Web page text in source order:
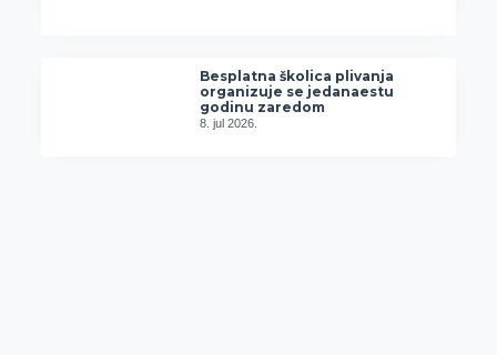
Besplatna školica plivanja
organizuje se jedanaestu
godinu zaredom
8. jul 2026.